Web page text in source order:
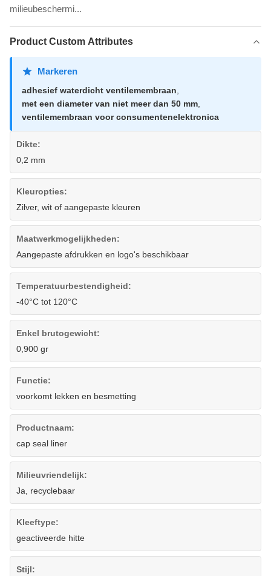
milieubeschermi...
Product Custom Attributes
Markeren
adhesief waterdicht ventilemembraan
met een diameter van niet meer dan 50 mm
ventilemembraan voor consumentenelektronica
Dikte:
0,2 mm
Kleuropties:
Zilver, wit of aangepaste kleuren
Maatwerkmogelijkheden:
Aangepaste afdrukken en logo's beschikbaar
Temperatuurbestendigheid:
-40°C tot 120°C
Enkel brutogewicht:
0,900 gr
Functie:
voorkomt lekken en besmetting
Productnaam:
cap seal liner
Milieuvriendelijk:
Ja, recyclebaar
Kleeftype:
geactiveerde hitte
Stijl: